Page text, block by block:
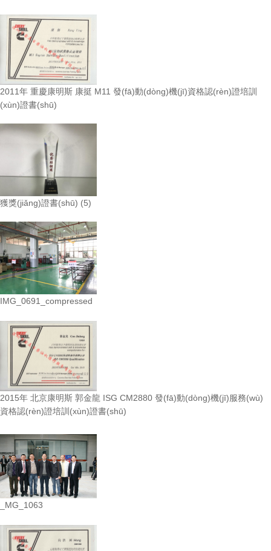
2011年 重慶康明斯 康挺 M11 發(fā)動(dòng)機(jī)資格認(rèn)證培訓
(xùn)證書(shū)
獲獎(jiǎng)證書(shū) (5)
IMG_0691_compressed
2015年 北京康明斯 郭金龍 ISG CM2880 發(fā)動(dòng)機(jī)服務(wù)
資格認(rèn)證培訓(xùn)證書(shū)
_MG_1063